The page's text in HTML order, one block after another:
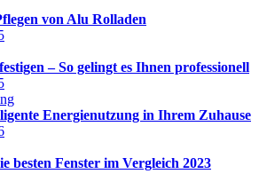
von Alu Rolladen
– So gelingt es Ihnen professionell
Energienutzung in Ihrem Zuhause
besten Fenster im Vergleich 2023